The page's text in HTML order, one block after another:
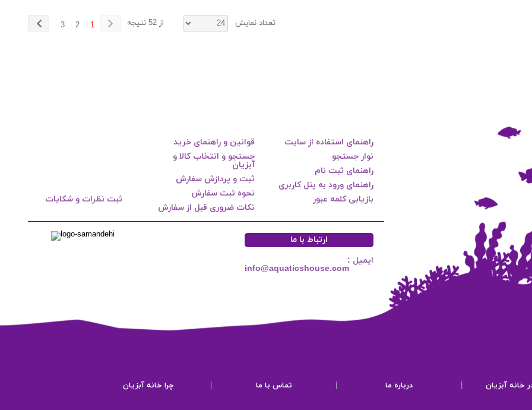
تعداد نمایش از 52 نتیجه 1
2
3
راهنمای استفاده از سایت
نوار جستجو
راهنمای ثبت نام
راهنمای ورود به پنل کاربری
بازیابی کلمه عبور
قوانین و راهنمای خرید
جستجو و انتخاب کالا و
آبزیان
ثبت و پردازش سفارش
نحوه ثبت سفارش
نکات ضروری قبل از سفارش
ثبت نظرات و شکایات
ارتباط با ما
ایمیل :
info@aquaticshouse.com
خانه آبزیان درباره ما تماس با ما چرا خانه آبزیان